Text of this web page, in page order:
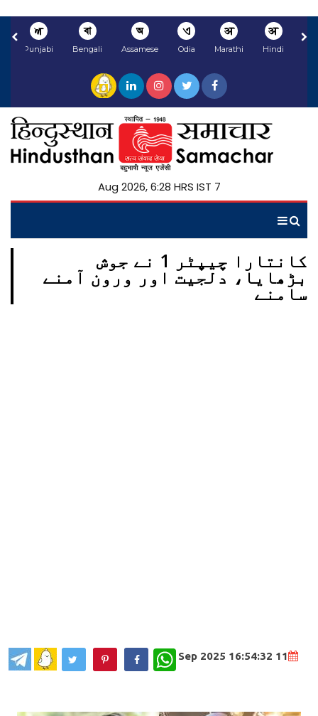
अ
Hindi
अ
Marathi
ଏ
Odia
অ
Assamese
বা
Bengali
ਅ
Punjabi
7 Aug 2026, 6:28 HRS IST
کانتارا چیپٹر 1 نے جوش
بڑھایا، دلجیت اور ورون آمنے
سامنے
11 Sep 2025 16:54:32
WhatsApp